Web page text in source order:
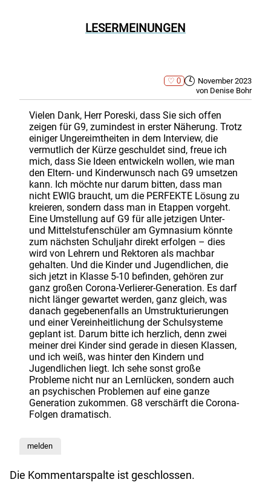
LESERMEINUNGEN
0
November 2023
von Denise Bohr
Vielen Dank, Herr Poreski, dass Sie sich offen
zeigen für G9, zumindest in erster Näherung. Trotz
einiger Ungereimtheiten in dem Interview, die
vermutlich der Kürze geschuldet sind, freue ich
mich, dass Sie Ideen entwickeln wollen, wie man
den Eltern- und Kinderwunsch nach G9 umsetzen
kann. Ich möchte nur darum bitten, dass man
nicht EWIG braucht, um die PERFEKTE Lösung zu
kreieren, sondern dass man in Etappen vorgeht.
Eine Umstellung auf G9 für alle jetzigen Unter-
und Mittelstufenschüler am Gymnasium könnte
zum nächsten Schuljahr direkt erfolgen – dies
wird von Lehrern und Rektoren als machbar
gehalten. Und die Kinder und Jugendlichen, die
sich jetzt in Klasse 5-10 befinden, gehören zur
ganz großen Corona-Verlierer-Generation. Es darf
nicht länger gewartet werden, ganz gleich, was
danach gegebenenfalls an Umstrukturierungen
und einer Vereinheitlichung der Schulsysteme
geplant ist. Darum bitte ich herzlich, denn zwei
meiner drei Kinder sind gerade in diesen Klassen,
und ich weiß, was hinter den Kindern und
Jugendlichen liegt. Ich sehe sonst große
Probleme nicht nur an Lernlücken, sondern auch
an psychischen Problemen auf eine ganze
Generation zukommen. G8 verschärft die Corona-
Folgen dramatisch.
melden
Die Kommentarspalte ist geschlossen.